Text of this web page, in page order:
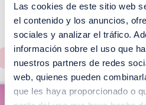
Las cookies de este sitio web
el contenido y los anuncios,
sociales y analizar el tráfico.
información sobre el uso que
nuestros partners de redes
web, quienes pueden
que les haya proporcionado o
¡No te pierdas
EVENTOS!
Ver todos >
m